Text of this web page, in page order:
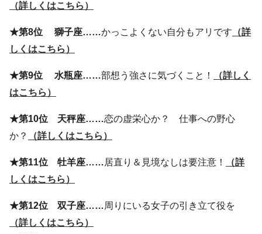
（詳しくはこちら）
★第8位 獅子座……かっこよくない自分もアリです （詳
しくはこちら）
★第9位 水瓶座……部想う強さに気づくこと！
（詳しく
はこちら）
★第10位 天秤座……恋の虚栄心か？ 仕事への野心
か？
（詳しくはこちら）
★第11位 牡羊座……居直り＆見境なしは要注意！
（詳
しくはこちら）
★第12位 双子座……周りにいる女子の引き立て役を
（詳しくはこちら）